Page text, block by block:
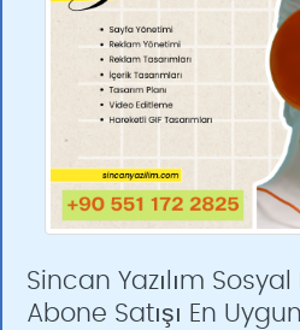
Sincan Yazılım
Abone Satışı En